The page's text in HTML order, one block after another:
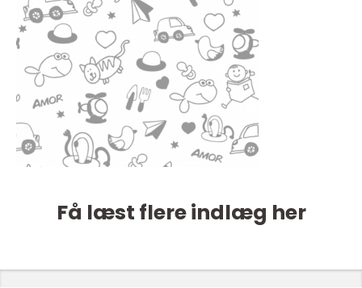
Få læst flere indlæg her